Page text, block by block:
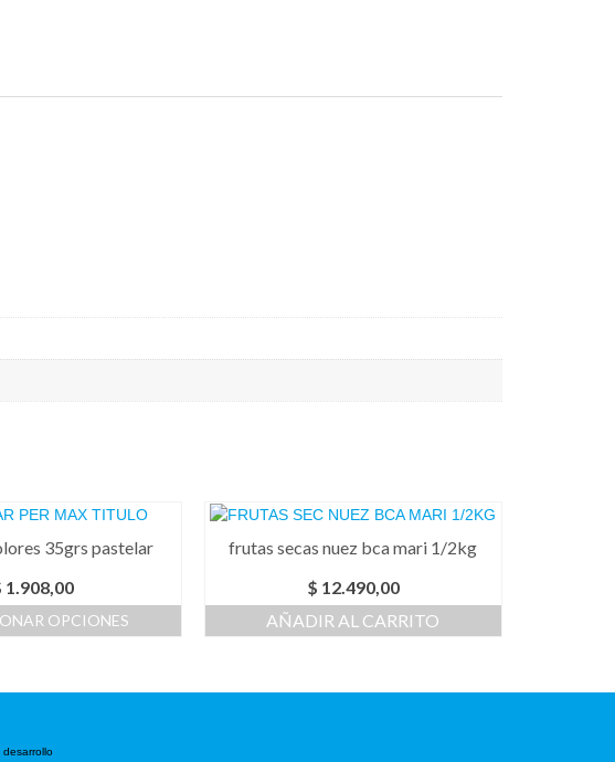
35grs pastelar
1.908,00
OPCIONES
tiene
Las
frutas secas nuez bca mari 1/2kg
$ 12.490,00
AÑADIR AL CARRITO